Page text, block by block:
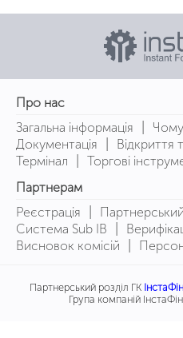
Про нас
Загальна інформація
Документація Відкриття
Термінал
Торгові
Партнерам
Реєстрація
Система Sub IB
Висновок комісій
Партнерський розділ ГК
Група компаній